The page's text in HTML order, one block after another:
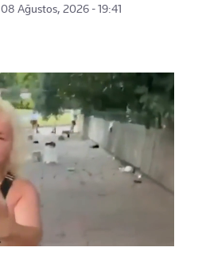
08 Ağustos, 2026 - 19:41